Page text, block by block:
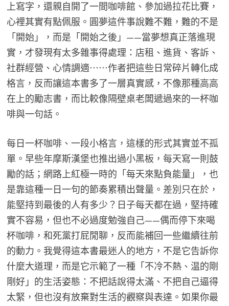
上寫字，還親自開了一間咖啡館、參加過拉花比賽，
心裡其實有點佩服。圓夢這件事說難不難，難的不是
「開始」，而是「開始之後」——當夢想真正落進現
實，才發現有太多雜事得處理：店租、進貨、客訴、
社群經營、心情調適⋯⋯作者把這些日常碎片轉化成
格言，反而讓這本書多了一層真實感，不像那種高高
在上的勵志書，而比較像隔壁桌老闆遞過來的一杯咖
啡與一句話。
每日一杯咖啡、一段小格言，這樣的形式其實並不孤
單。早些年摩斯漢堡也推出過小黑板，每天寫一則鼓
勵的話；網路上紅極一時的「每天來點負能量」，也
是靠這種一日一句的節奏累積出聲量。差別只在於，
能堅持到最後的人有多少？日子每天都在過，堅持確
實不容易，但也不必過度勉強自己——偶而停下來喝
杯咖啡，和死黨打屁閒聊，反而能補回一些繼續往前
的動力。我覺得這本書最迷人的地方，不是它告訴你
什麼大道理，而是它示範了一種「不冷不熱、温的剛
剛好」的生活姿態：不把話說得太滿、不把自己逼得
太緊，但也沒有放棄對生活的觀察與表達。如果你最